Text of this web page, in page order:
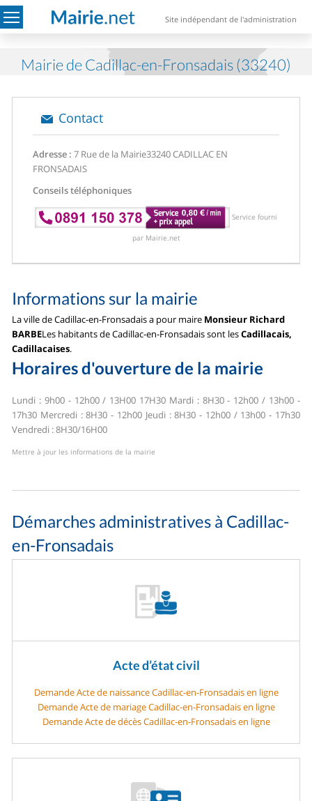
Site indépendant de l'administration
Mairie de Cadillac-en-Fronsadais (33240)
Contact
Adresse : 7 Rue de la Mairie33240 CADILLAC EN
FRONSADAIS
Conseils téléphoniques
Service fourni
par Mairie.net
Informations sur la mairie
La ville de Cadillac-en-Fronsadais a pour maire Monsieur Richard
BARBELes habitants de Cadillac-en-Fronsadais sont lesCadillacais,
Cadillacaises.
Horaires d'ouverture de la mairie
Lundi : 9h00 - 12h00 / 13H00 17H30 Mardi : 8H30 - 12h00 / 13h00 -
17h30 Mercredi : 8H30 - 12h00 Jeudi : 8H30 - 12h00 / 13h00 - 17h30
Vendredi : 8H30/16H00
Mettre à jour les informations de la mairie
Démarches administratives à Cadillac-
en-Fronsadais
Acte d’état civil
Demande Acte de naissance Cadillac-en-Fronsadais en ligne
Demande Acte de mariage Cadillac-en-Fronsadais en ligne
Demande Acte de décès Cadillac-en-Fronsadais en ligne